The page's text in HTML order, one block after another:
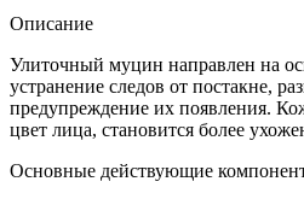
Aqua
пенка
для
умывания
с
экстрактом
Описание
Улиточный муцин направлен на
устранение следов от постакне,
предупреждение их появления.
цвет лица, становится более
Основные действующие